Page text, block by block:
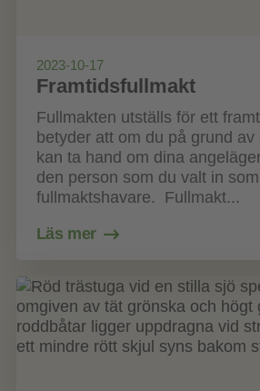
2023-10-17
Framtidsfullmakt
Fullmakten utställs för ett
betyder att om du på grund av
kan ta hand om dina
den person som du valt in
fullmaktshavare. Fullmakt...
Läs mer